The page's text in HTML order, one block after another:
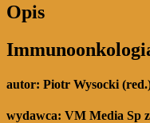
Opis
autor: Piotr Wysocki
wydawca: VM Media Sp